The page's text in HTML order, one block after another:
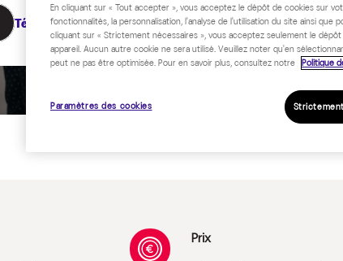
Télécharger le programme
Prix
En cliquant sur « Tout accepter », vous acceptez le dépôt de cookies sur
fonctionnalités, la personnalisation, l'analyse de l'utilisation du site ainsi que
cliquant sur « Strictement nécessaires », vous acceptez seulement le
appareil. Aucun autre cookie ne sera utilisé. Veuillez noter qu'en
peut ne pas être optimisée. Pour en savoir plus, consultez notre Politique
Paramètres des cookies